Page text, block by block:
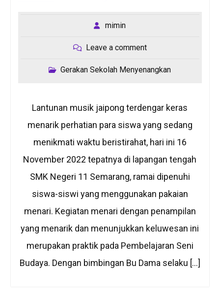
mimin
Leave a comment
Gerakan Sekolah Menyenangkan
Lantunan musik jaipong terdengar keras
menarik perhatian para siswa yang sedang
menikmati waktu beristirahat, hari ini 16
November 2022 tepatnya di lapangan tengah
SMK Negeri 11 Semarang, ramai dipenuhi
siswa-siswi yang menggunakan pakaian
menari. Kegiatan menari dengan penampilan
yang menarik dan menunjukkan keluwesan ini
merupakan praktik pada Pembelajaran Seni
Budaya. Dengan bimbingan Bu Dama selaku […]